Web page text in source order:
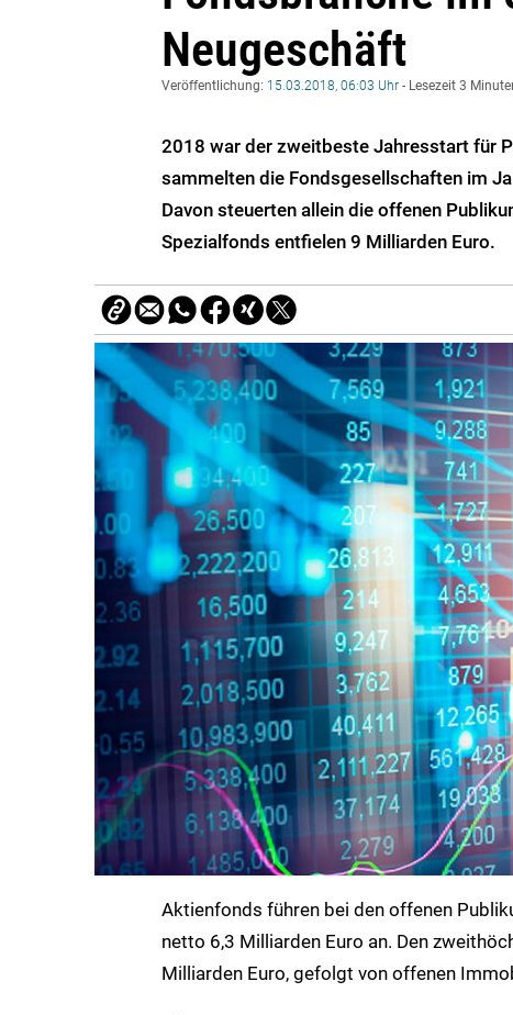
Neugeschäft
Veröffentlichung: 15.03.2018, 06:03 Uhr - Lesezeit 3
2018 war der zweitbeste Jahresstart für
sammelten die Fondsgesellschaften im
Davon steuerten allein die offenen
Spezialfonds entfielen 9 Milliarden Euro.
Aktienfonds führen bei den offenen
netto 6,3 Milliarden Euro an. Den
Milliarden Euro, gefolgt von offenen